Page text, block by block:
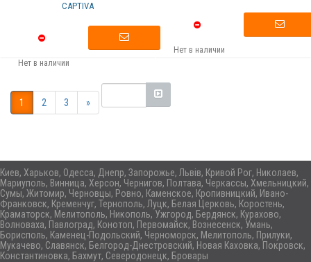
CAPTIVA
Нет в наличии
Нет в наличии
1 2 3 »
Киев, Харьков, Одесса, Днепр, Запорожье, Львів, Кривой Рог, Николаев,
Мариуполь, Винница, Херсон, Чернигов, Полтава, Черкассы, Хмельницкий,
Сумы, Житомир, Черновцы, Ровно, Каменское, Кропивницкий, Ивано-
Франковск, Кременчуг, Тернополь, Луцк, Белая Церковь, Коростень,
Краматорск, Мелитополь, Никополь, Ужгород, Бердянск, Курахово,
Волноваха, Павлоград, Конотоп, Первомайск, Вознесенск, Умань,
Борисполь, Каменец-Подольский, Черноморск, Мелитополь, Прилуки,
Мукачево, Славянск, Белгород-Днестровский, Новая Каховка, Покровск,
Константиновка, Бахмут, Северодонецк, Бровары